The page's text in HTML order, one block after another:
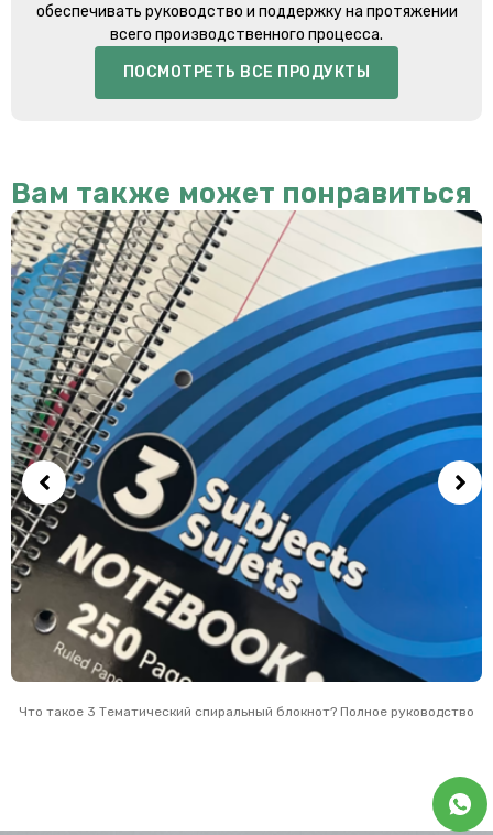
обеспечивать руководство и поддержку на протяжении
всего производственного процесса.
ПОСМОТРЕТЬ ВСЕ ПРОДУКТЫ
Вам также может понравиться
Что такое 3 Тематический спиральный блокнот? Полное руководство